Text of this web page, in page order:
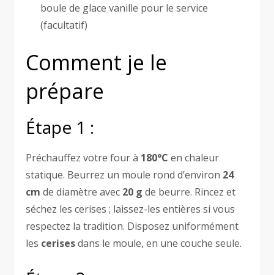
boule de glace vanille pour le service
(facultatif)
Comment je le
prépare
Étape 1 :
Préchauffez votre four à 180°C en chaleur
statique. Beurrez un moule rond d’environ 24
cm de diamètre avec 20 g de beurre. Rincez et
séchez les cerises ; laissez-les entières si vous
respectez la tradition. Disposez uniformément
les cerisesdans le moule, en une couche seule.